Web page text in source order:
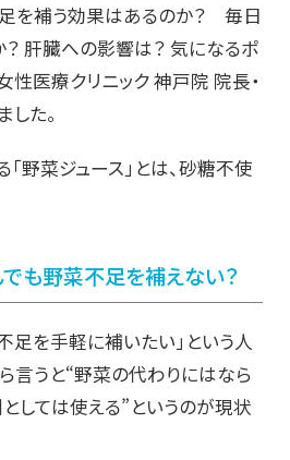
を補う効果はあるのか？ 毎日
肝臓への影響は？ 気になるポ
性医療クリニック 神戸院 院長・
た。
「野菜ジュース」とは、砂糖不使
も野菜不足を補えない？
足を手軽に補いたい」という人
言うと“野菜の代わりにはなら
しては使える”というのが現状